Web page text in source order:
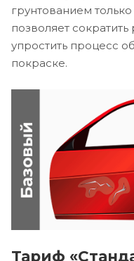
грунтованием
позволяет
упростить процесс
покраске.
Тариф